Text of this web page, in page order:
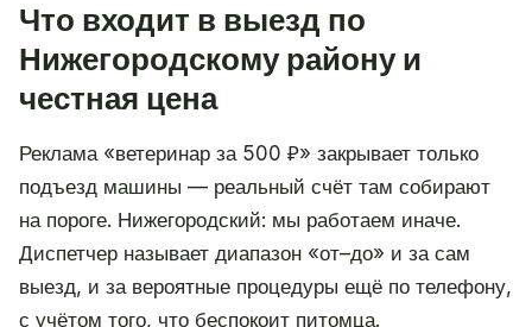
Что входит в выезд по
Нижегородскому району и
честная цена
Реклама «ветеринар за 500 ₽» закрывает только
подъезд машины — реальный счёт там собирают
на пороге. Нижегородский: мы работаем иначе.
Диспетчер называет диапазон «от–до» и за сам
выезд, и за вероятные процедуры ещё по телефону,
с учётом того, что беспокоит питомца.